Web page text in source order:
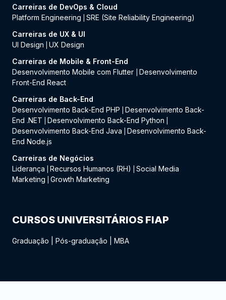
Carreiras de DevOps & Cloud
Platform Engineering
SRE (Site Reliability Engineering)
Carreiras de UX & UI
UI Design
UX Design
Carreiras de Mobile & Front-End
Desenvolvimento Mobile com Flutter
Desenvolvimento
Front-End React
Carreiras de Back-End
Desenvolvimento Back-End PHP
Desenvolvimento Back-
End .NET
Desenvolvimento Back-End Python
Desenvolvimento Back-End Java
Desenvolvimento Back-
End Node.js
Carreiras de Negócios
Liderança
Recursos Humanos (RH)
Social Media
Marketing
Growth Marketing
CURSOS UNIVERSITÁRIOS FIAP
Graduação Pós-graduação MBA